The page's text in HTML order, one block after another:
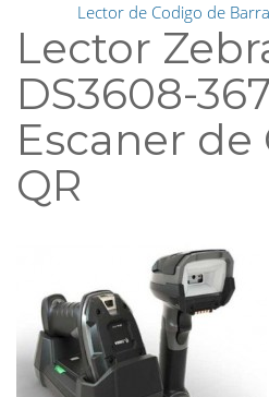
Lector de Codigo de
Lector
DS3608-
Escaner de
QR